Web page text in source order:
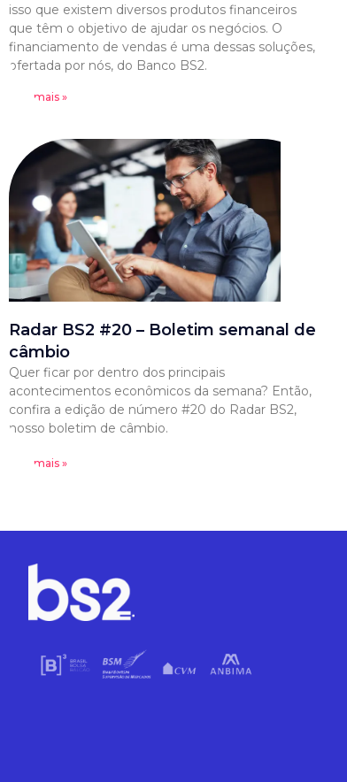
isso que existem diversos produtos financeiros
que têm o objetivo de ajudar os negócios. O
financiamento de vendas é uma dessas soluções,
ofertada por nós, do Banco BS2.
Leia mais »
Radar BS2 #20 – Boletim semanal de
câmbio
Quer ficar por dentro dos principais
acontecimentos econômicos da semana? Então,
confira a edição de número #20 do Radar BS2,
nosso boletim de câmbio.
Leia mais »